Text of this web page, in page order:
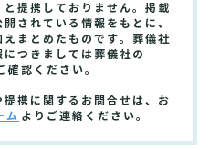
提携しておりません。掲載
されている情報をもとに、
まとめたものです。葬儀社
つきましては葬儀社の
認ください。
携に関するお問合せは、お
ム よりご連絡ください。